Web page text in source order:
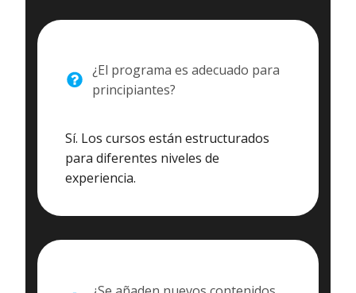
¿El programa es adecuado para
principiantes?
Sí. Los cursos están estructurados
para diferentes niveles de
experiencia.